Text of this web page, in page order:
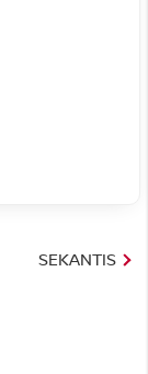
SEKANTIS